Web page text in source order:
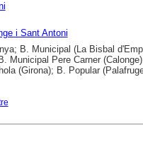
i Sant Antoni
B. Municipal (La Bisbal
Municipal Pere Carner
(Girona); B. Popular